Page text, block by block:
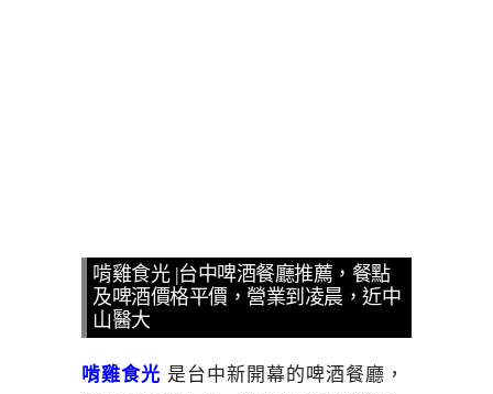
啃雞食光 |台中啤酒餐廳推薦，餐點
及啤酒價格平價，營業到凌晨，近中
山醫大
啃雞食光 是台中新開幕的啤酒餐廳，